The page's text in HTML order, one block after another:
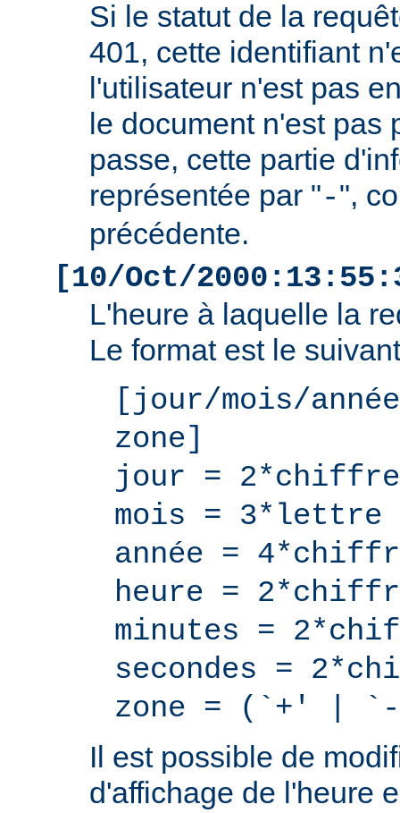
Si le statut de la
401, cette identifiant
l'utilisateur n'est pas
le document n'est pas
passe, cette partie
représentée par "-",
précédente.
[10/Oct/
L'heure à laquelle la
Le format est le
[jour/mois/
zone]
jour = 2*chiffre
mois = 3*lettre
année =
heure =
minutes =
secondes =
zone = (`+' |
Il est possible de
d'affichage de l'heure